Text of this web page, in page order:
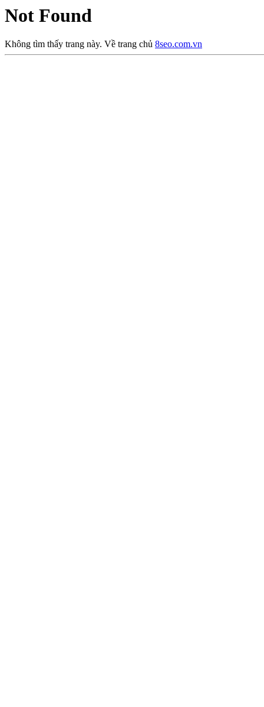
Not Found
Không tìm thấy trang này. Về trang chủ 8seo.com.vn